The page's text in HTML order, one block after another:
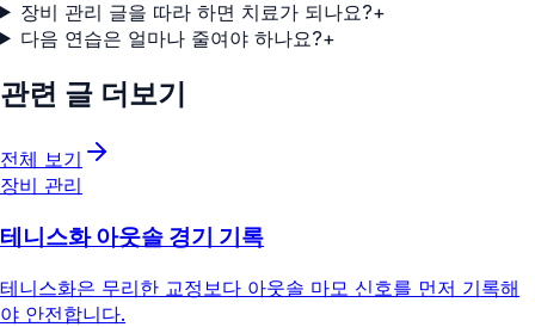
장비 관리 글을 따라 하면 치료가 되나요?+
다음 연습은 얼마나 줄여야 하나요?+
관련 글 더보기
전체 보기
장비 관리
테니스화 아웃솔 경기 기록
테니스화은 무리한 교정보다 아웃솔 마모 신호를 먼저 기록해
야 안전합니다.